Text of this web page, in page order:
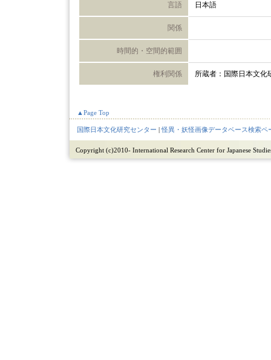
言語 日本語
関係
時間的・空間的範囲
権利関係 所蔵者：国際日本文化
▲Page Top
国際日本文化研究センター |怪異・妖怪画像データベース検索ペ
Copyright (c)2010- International Research Center for Japanese